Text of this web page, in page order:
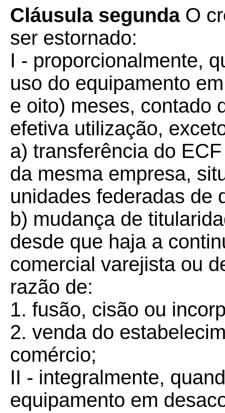
Cláusula segundaO
ser estornado:
I - proporcionalmente,
uso do equipamento
e oito) meses, contado
efetiva utilização,
a) transferência do
da mesma empresa,
unidades federadas de
b) mudança de
desde que haja a
comercial varejista ou
razão de:
1. fusão, cisão ou
2. venda do
comércio;
II - integralmente,
equipamento em